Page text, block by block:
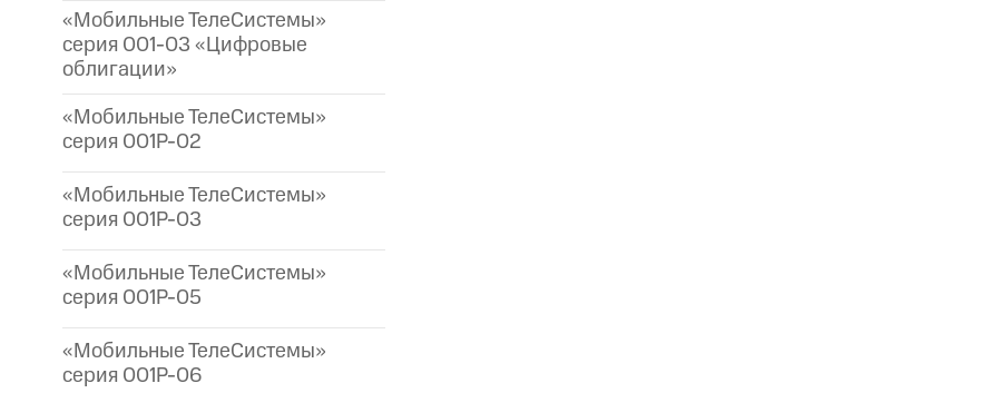
«Мобильные ТелеСистемы»
серия 001-03 «Цифровые
облигации»
«Мобильные ТелеСистемы»
серия 001P-02
«Мобильные ТелеСистемы»
серия 001P-03
«Мобильные ТелеСистемы»
серия 001P-05
«Мобильные ТелеСистемы»
серия 001P-06